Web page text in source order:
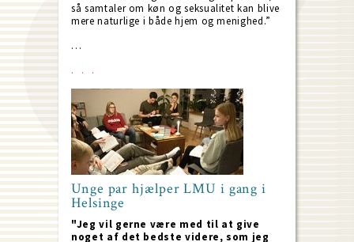
så samtaler om køn og seksualitet kan blive
mere naturlige i både hjem og menighed.”
…
Unge par hjælper LMU i gang i
Helsinge
"Jeg vil gerne være med til at give
noget af det bedste videre, som jeg